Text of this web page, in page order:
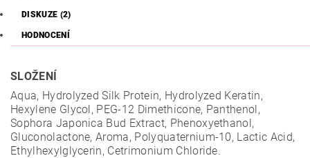
DISKUZE (2)
HODNOCENÍ
SLOŽENÍ
Aqua, Hydrolyzed Silk Protein, Hydrolyzed Keratin,
Hexylene Glycol, PEG-12 Dimethicone, Panthenol,
Sophora Japonica Bud Extract, Phenoxyethanol,
Gluconolactone, Aroma, Polyquaternium-10, Lactic Acid,
Ethylhexylglycerin, Cetrimonium Chloride.